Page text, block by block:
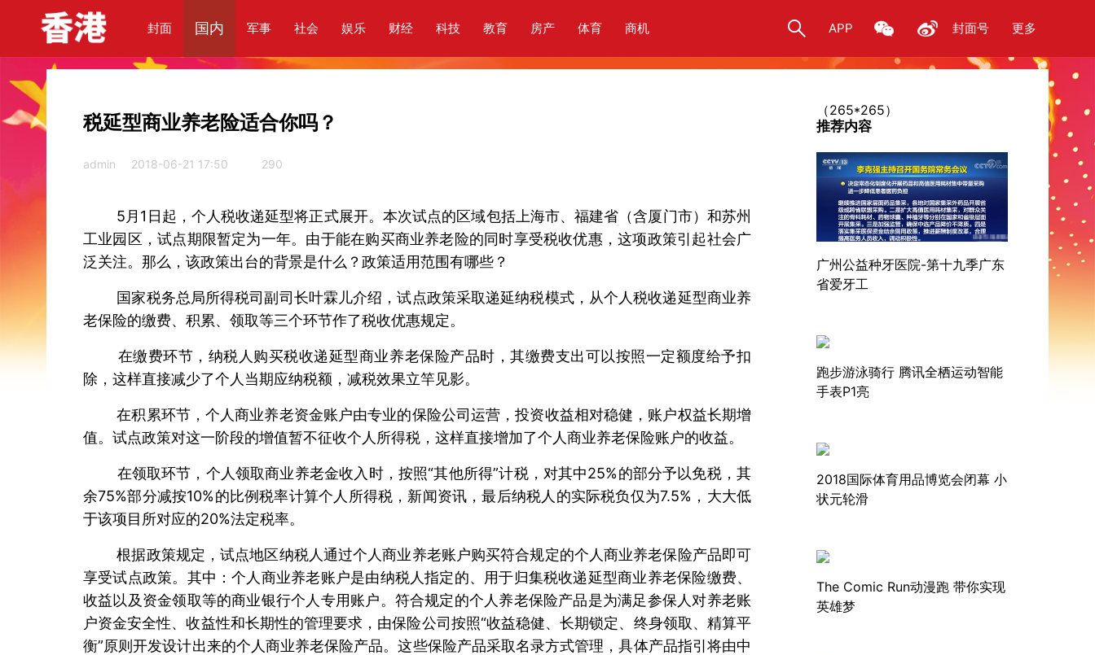
封面 国内 军事 社会 娱乐 财经 科技 教育 房产 体育 商机 APP 封面号 更多
税延型商业养老险适合你吗？
admin 2018-06-21 17:50 290
5月1日起，个人税收递延型将正式展开。本次试点的区域包括上海市、福建省（含厦门市）和苏州
工业园区，试点期限暂定为一年。由于能在购买商业养老险的同时享受税收优惠，这项政策引起社会广
泛关注。那么，该政策出台的背景是什么？政策适用范围有哪些？
国家税务总局所得税司副司长叶霖儿介绍，试点政策采取递延纳税模式，从个人税收递延型商业养
老保险的缴费、积累、领取等三个环节作了税收优惠规定。
在缴费环节，纳税人购买税收递延型商业养老保险产品时，其缴费支出可以按照一定额度给予扣
除，这样直接减少了个人当期应纳税额，减税效果立竿见影。
在积累环节，个人商业养老资金账户由专业的保险公司运营，投资收益相对稳健，账户权益长期增
值。试点政策对这一阶段的增值暂不征收个人所得税，这样直接增加了个人商业养老保险账户的收益。
在领取环节，个人领取商业养老金收入时，按照“其他所得”计税，对其中25%的部分予以免税，其
余75%部分减按10%的比例税率计算个人所得税，新闻资讯，最后纳税人的实际税负仅为7.5%，大大低
于该项目所对应的20%法定税率。
根据政策规定，试点地区纳税人通过个人商业养老账户购买符合规定的个人商业养老保险产品即可
享受试点政策。其中：个人商业养老账户是由纳税人指定的、用于归集税收递延型商业养老保险缴费、
收益以及资金领取等的商业银行个人专用账户。符合规定的个人养老保险产品是为满足参保人对养老账
户资金安全性、收益性和长期性的管理要求，由保险公司按照“收益稳健、长期锁定、终身领取、精算平
衡”原则开发设计出来的个人商业养老保险产品。这些保险产品采取名录方式管理，具体产品指引将由中
（265*265）
推荐内容
广州公益种牙医院-第十九季广东
省爱牙工
跑步游泳骑行 腾讯全栖运动智能
手表P1亮
2018国际体育用品博览会闭幕 小
状元轮滑
The Comic Run动漫跑 带你实现
英雄梦